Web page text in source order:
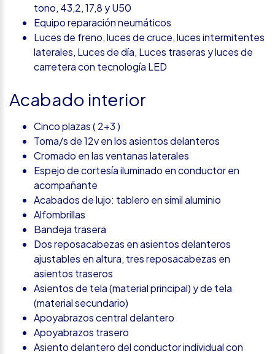
tono, 43,2, 17,8 y U50
Equipo reparación neumáticos
Luces de freno, luces de cruce, luces intermitentes
laterales, Luces de día, Luces traseras y luces de
carretera con tecnología LED
Acabado interior
Cinco plazas ( 2+3 )
Toma/s de 12v en los asientos delanteros
Cromado en las ventanas laterales
Espejo de cortesía iluminado en conductor en
acompañante
Acabados de lujo: tablero en símil aluminio
Alfombrillas
Bandeja trasera
Dos reposacabezas en asientos delanteros
ajustables en altura, tres reposacabezas en
asientos traseros
Asientos de tela (material principal) y de tela
(material secundario)
Apoyabrazos central delantero
Apoyabrazos trasero
Asiento delantero del conductor individual con